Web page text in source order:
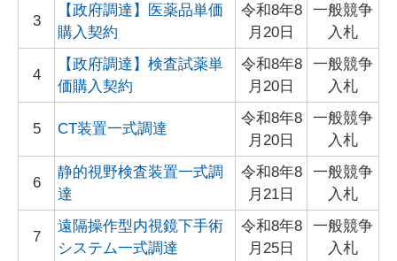
3
【政府調達】医薬品単価
購入契約
令和8年8
月20日
一般競争
入札
4
【政府調達】検査試薬単
価購入契約
令和8年8
月20日
一般競争
入札
5 CT装置一式調達
令和8年8
月20日
一般競争
入札
6
静的視野検査装置一式調
達
令和8年8
月21日
一般競争
入札
7
遠隔操作型内視鏡下手術
システム一式調達
令和8年8
月25日
一般競争
入札